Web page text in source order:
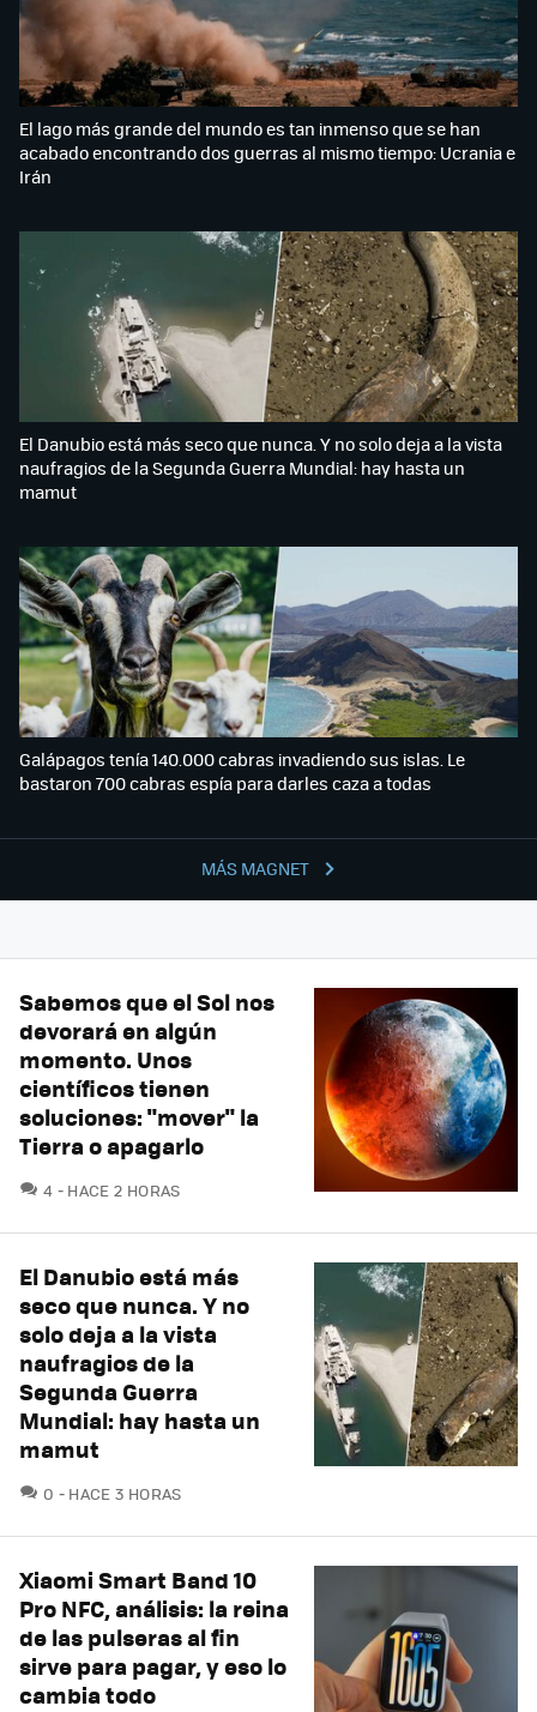
MÁS MAGNET
El lago más grande del mundo es tan inmenso que se han
acabado encontrando dos guerras al mismo tiempo: Ucrania e
Irán
El Danubio está más seco que nunca. Y no solo deja a la vista
naufragios de la Segunda Guerra Mundial: hay hasta un
mamut
Galápagos tenía 140.000 cabras invadiendo sus islas. Le
bastaron 700 cabras espía para darles caza a todas
Sabemos que el Sol nos
devorará en algún
momento. Unos
científicos tienen
soluciones: "mover" la
Tierra o apagarlo
4 COMENTARIOS
HACE 2 HORAS
El Danubio está más
seco que nunca. Y no
solo deja a la vista
naufragios de la
Segunda Guerra
Mundial: hay hasta un
mamut
0 COMENTARIOS
HACE 3 HORAS
Xiaomi Smart Band 10
Pro NFC, análisis: la reina
de las pulseras al fin
sirve para pagar, y eso lo
cambia todo